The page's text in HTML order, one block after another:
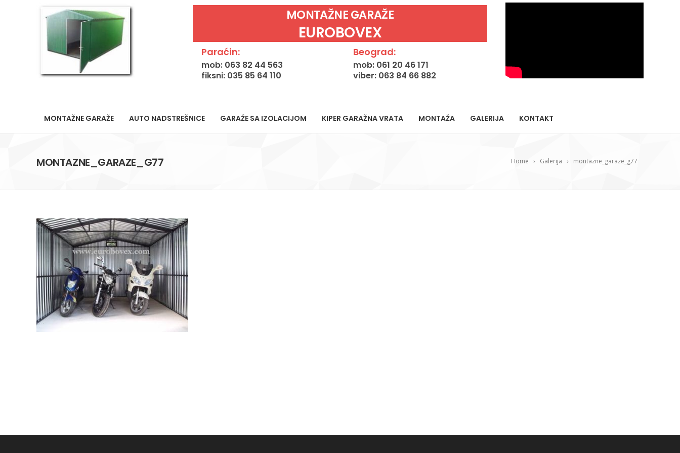
MONTAŽNE GARAŽE
EUROBOVEX
Paraćin:
mob: 063 82 44 563
fiksni: 035 85 64 110
Beograd:
mob: 061 20 46 171
viber: 063 84 66 882
MONTAŽNE GARAŽE AUTO NADSTREŠNICE GARAŽE SA IZOLACIJOM KIPER GARAŽNA VRATA MONTAŽA GALERIJA KONTAKT
Home Galerija montazne_garaze_g77
MONTAZNE_GARAZE_G77